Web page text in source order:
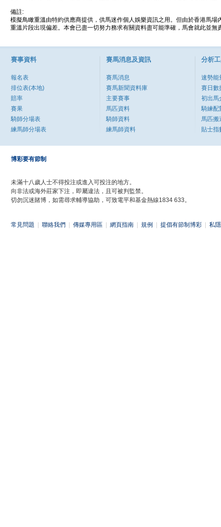
備註:
模擬鳥瞰重溫由特約供應商提供，供馬迷作個人娛樂資訊之用。但由於香港馬
重溫片段出現偏差。本會已盡一切努力務求有關資料盡可能準確，馬會就此並
賽事資料
報名表
排位表(本地)
賠率
賽果
騎師分場表
練馬師分場表
賽馬消息及資訊
賽馬消息
賽馬新聞資料庫
主要賽事
馬匹資料
騎師資料
練馬師資料
分析
速勢能
賽日數
初出馬
騎練配
馬匹搬
貼士指
博彩要有節制
未滿十八歲人士不得投注或進入可投注的地方。
向非法或海外莊家下注，即屬違法，且可被判監禁。
切勿沉迷賭博，如需尋求輔導協助，可致電平和基金熱線1834 633。
常見問題 聯絡我們 傳媒專用區 網頁指南 規例 提倡有節制博彩 私